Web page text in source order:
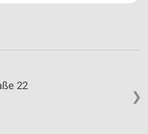
❯
22
Auswahl von